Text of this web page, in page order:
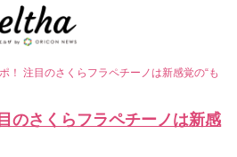
！ 注目のさくらフラペチーノは新感覚の“も
のさくらフラペチーノは新感